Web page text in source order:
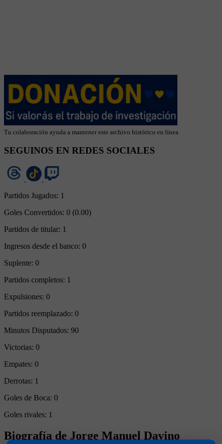
Tu colaboración ayuda a mantener este archivo histórico en línea
SEGUINOS EN REDES SOCIALES
Partidos Jugados: 1
Goles Convertidos: 0 (0.00)
Partidos de titular: 1
Ingresos desde el banco: 0
Suplente: 0
Partidos completos: 1
Expulsiones: 0
Partidos reemplazado: 0
Minutos Disputados: 90
Victorias: 0
Empates: 0
Derrotas: 1
Goles de Boca: 0
Goles rivales: 1
Biografía de Jorge Manuel Davino